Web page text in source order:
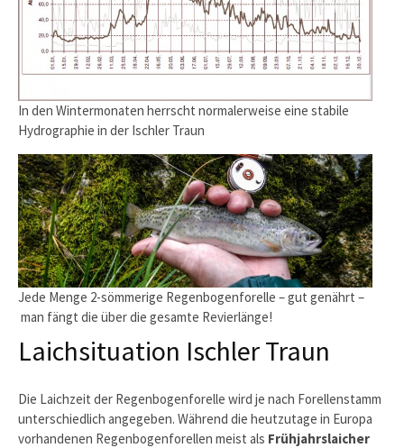
In den Wintermonaten herrscht normalerweise eine stabile
Hydrographie in der Ischler Traun
Jede Menge 2-sömmerige Regenbogenforelle – gut genährt –
man fängt die über die gesamte Revierlänge!
Laichsituation Ischler Traun
Die Laichzeit der Regenbogenforelle wird je nach Forellenstamm
unterschiedlich angegeben. Während die heutzutage in Europa
vorhandenen Regenbogenforellen meist als Frühjahrslaicher